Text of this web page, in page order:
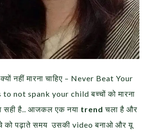
नहीं मारना चाहिए – Never Beat Your
not spank your child बच्चों को मारना
सही है.. आजकल एक नया trendचला है और
को पढ़ाते समय उसकी video बनाओ और यू